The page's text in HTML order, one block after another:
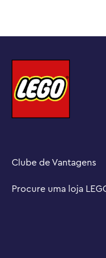
Bem-vindo à
Dimensões – O
City de 1.116
Clube de Vantagens
Procure uma loja